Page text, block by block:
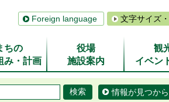
Foreign language 文字サイズ
ちの
み・計画
役場
施設案内
観
イベン
情報が見つか